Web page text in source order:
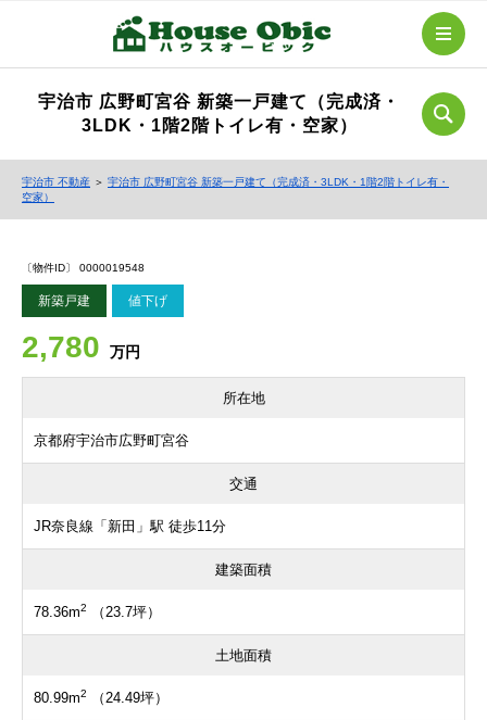
宇治市 広野町宮谷 新築一戸建て（完成済・
3LDK・1階2階トイレ有・空家）
宇治市 不動産 ＞ 宇治市 広野町宮谷 新築一戸建て（完成済・3LDK・1階2階トイレ有・
空家）
〔物件ID〕 0000019548
新築戸建 値下げ
2,780 万円
所在地
京都府宇治市広野町宮谷
交通
JR奈良線「新田」駅 徒歩11分
建築面積
78.36m2 （23.7坪）
土地面積
80.99m2 （24.49坪）